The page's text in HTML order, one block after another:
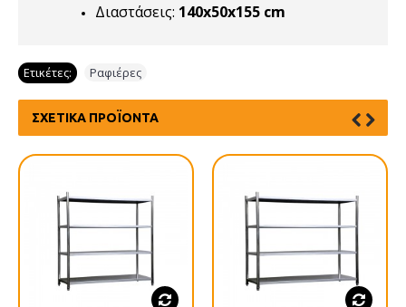
Διαστάσεις: 140x50x155 cm
Ετικέτες: Ραφιέρες
ΣΧΕΤΙΚΆ ΠΡΟΪΌΝΤΑ